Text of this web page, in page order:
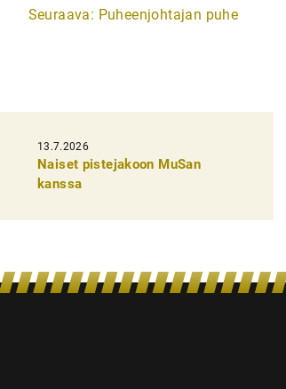
Seuraava: Puheenjohtajan puhe
13.7.2026
Naiset pistejakoon MuSan
kanssa